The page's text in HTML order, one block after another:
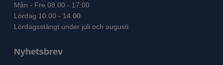
Mån - Fre 08.00 - 17:00
Lördag 10.00 - 14.00
Lördagsstängt under juli och augusti
Nyhetsbrev